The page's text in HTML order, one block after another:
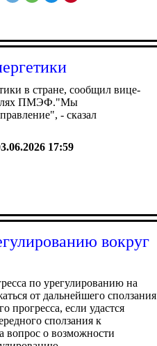
в стране, сообщил вице-
ПМЭФ."Мы
- сказал
17:59
вокруг
по урегулированию на
от дальнейшего сползания
если удастся
сползания к
вопрос о возможности